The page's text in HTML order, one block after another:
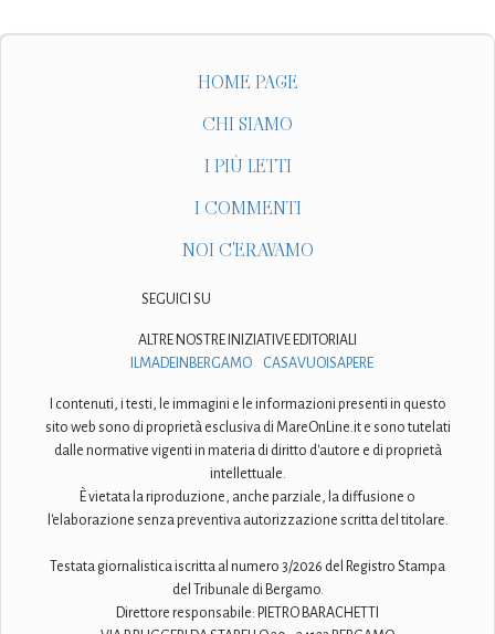
HOME PAGE
CHI SIAMO
I PIÙ LETTI
I COMMENTI
NOI C'ERAVAMO
SEGUICI SU
ALTRE NOSTRE INIZIATIVE EDITORIALI
ILMADEINBERGAMO
CASAVUOISAPERE
I contenuti, i testi, le immagini e le informazioni presenti in questo
sito web sono di proprietà esclusiva di MareOnLine.it e sono tutelati
dalle normative vigenti in materia di diritto d'autore e di proprietà
intellettuale.
È vietata la riproduzione, anche parziale, la diffusione o
l'elaborazione senza preventiva autorizzazione scritta del titolare.
Testata giornalistica iscritta al numero 3/2026 del Registro Stampa
del Tribunale di Bergamo.
Direttore responsabile: PIETRO BARACHETTI